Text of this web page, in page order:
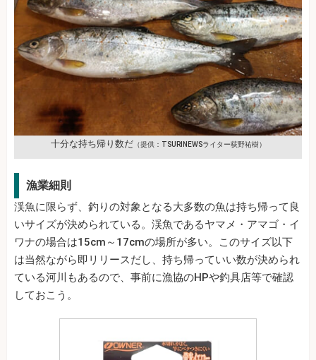
十分な持ち帰り数だ （提供：TSURINEWSライター荻野祐樹）
漁業細則
渓魚に限らず、釣りの対象となる大多数の魚は持ち帰って良
いサイズが決められている。渓魚であるヤマメ・アマゴ・イ
ワナの場合は15cm～17cmの場所が多い。このサイズ以下
は当然ながら即リリースだし、持ち帰っていい数が決められ
ている河川もあるので、事前に漁協のHPや釣具店等で確認
しておこう。